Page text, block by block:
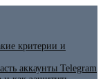
критерии и
аккаунты Telegram